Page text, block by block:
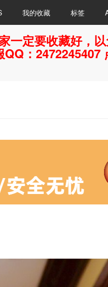
我的收藏 标签
一定要收藏好，
：